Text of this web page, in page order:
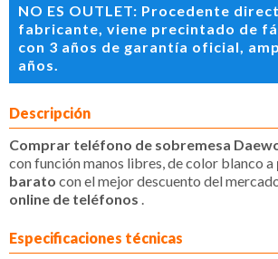
NO ES OUTLET: Procedente
fabricante, viene precintado de
con 3 años de garantía oficial,
años.
Descripción
Comprar teléfono de sobremesa
con función manos libres, de color blanco a
barato con el mejor descuento del
online de teléfonos .
Especificaciones técnicas